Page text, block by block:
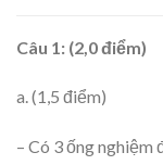
Câu 1: (2,0 điểm)
a. (1,5 điểm)
– Có 3 ống nghiệm